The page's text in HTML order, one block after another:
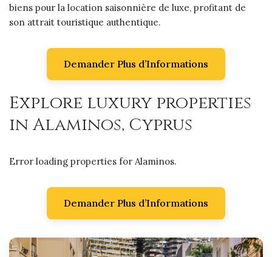
biens pour la location saisonnière de luxe, profitant de
son attrait touristique authentique.
Demander Plus d’Informations
Explore luxury properties
in Alaminos, Cyprus
Error loading properties for Alaminos.
Demander Plus d’Informations